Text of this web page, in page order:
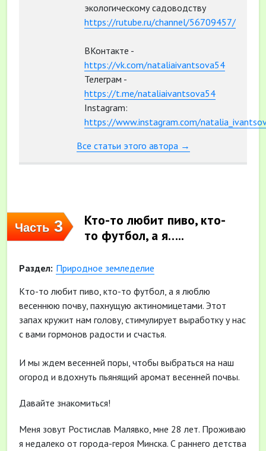
экологическому садоводству
https://rutube.ru/channel/56709457/
ВКонтакте -
https://vk.com/nataliaivantsova54
Телеграм -
https://t.me/nataliaivantsova54
Instagram:
https://www.instagram.com/
Все статьи этого автора →
Часть3
Кто-то любит пиво, кто-
то футбол, а я…..
Раздел: Природное земледелие
Кто-то любит пиво, кто-то футбол, а я люблю
весеннюю почву, пахнущую актиномицетами. Этот
запах кружит нам голову, стимулирует выработку у нас
с вами гормонов радости и счастья.
И мы ждем весенней поры, чтобы выбраться на наш
огород и вдохнуть пьянящий аромат весенней почвы.
Давайте знакомиться!
Меня зовут Ростислав Малявко, мне 28 лет. Проживаю
я недалеко от города-героя Минска. С раннего детства